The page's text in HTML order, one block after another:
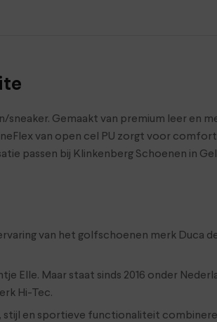
sneaker. Gemaakt van premium leer
van open cel PU zorgt voor
passen bij Klinkenberg Schoenen in
van het golfschoenen merk Duca
Elle. Maar staat sinds 2016 onder
Hi-Tec.
en sportieve functionaliteit